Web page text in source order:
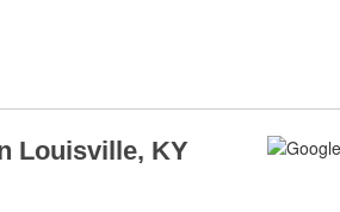
Louisville, KY